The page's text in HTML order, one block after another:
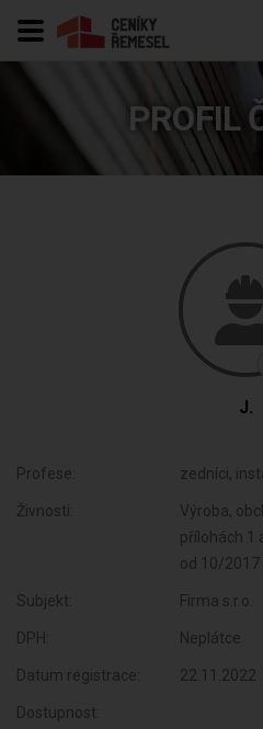
PROFIL
J.
Profese: zedníci,
Živnosti:
Výroba,
přílohách 1
od 10/2017
Subjekt: Firma s.r.o.
DPH: Neplátce
Datum registrace: 22.11.2022
Dostupnost: